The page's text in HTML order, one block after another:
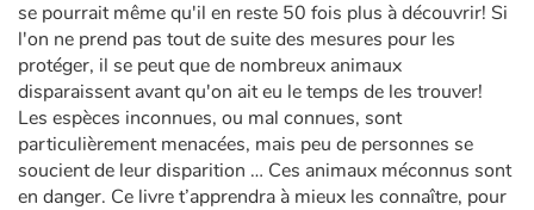
se pourrait même qu'il en reste 50 fois plus à découvrir! Si
l'on ne prend pas tout de suite des mesures pour les
protéger, il se peut que de nombreux animaux
disparaissent avant qu'on ait eu le temps de les trouver!
Les espèces inconnues, ou mal connues, sont
particulièrement menacées, mais peu de personnes se
soucient de leur disparition … Ces animaux méconnus sont
en danger. Ce livre t’apprendra à mieux les connaître, pour